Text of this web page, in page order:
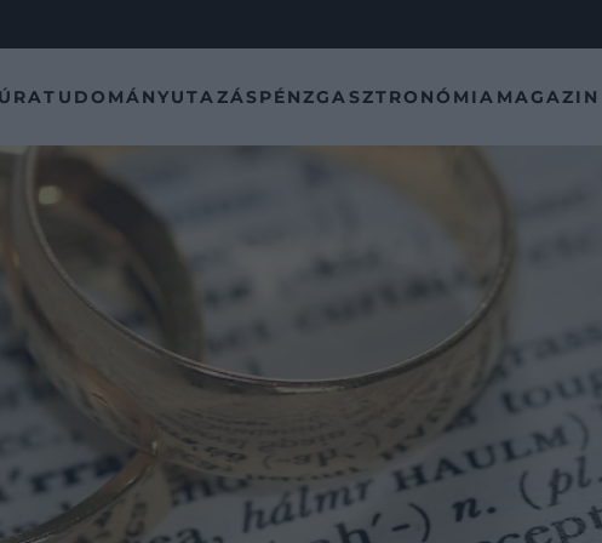
TUDOMÁNYUTAZÁSPÉNZGASZTRONÓMIA MAGAZIN